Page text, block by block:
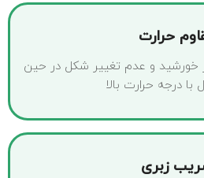
حرارت
خورشید و عدم تغییر شکل در حین
با درجه حرارت بالا
زبری